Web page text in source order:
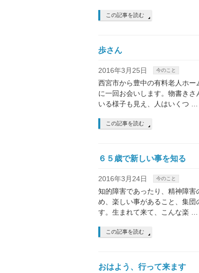
この記事を読む
歩さん
2016年3月25日 今のこと
西宮市から豊中の有料老人ホ
に一回お会いします。物書き
いる様子も見え、人はいくつ …
この記事を読む
６５歳で新しい事を知る
2016年3月24日 今のこと
知的障害であったり、精神障
め、楽しい事があること、集
す。生まれて来て、こんな楽 …
この記事を読む
おはよう、行って来ます